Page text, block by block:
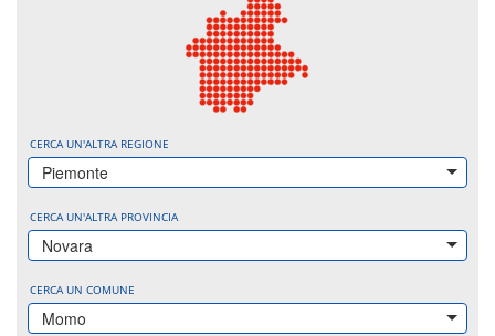
CERCA UN'ALTRA REGIONE
Piemonte
CERCA UN'ALTRA PROVINCIA
Novara
CERCA UN COMUNE
Momo